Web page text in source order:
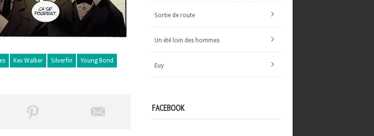
Kev Walker Silverfin Young Bond
Sortie de route
Un été loin des hommes
Euy
FACEBOOK